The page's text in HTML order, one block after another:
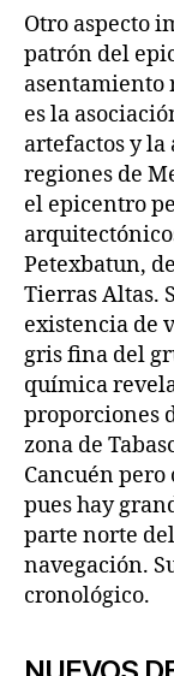
Otro aspecto
patrón del
asentamiento
es la
artefactos y
regiones de
el epicentro
Petexbatun,
Tierras Altas.
existencia de
gris fina del
química
proporciones
zona de
Cancuén
pues hay
parte norte
navegación.
cronológico.